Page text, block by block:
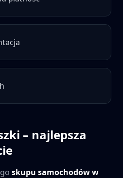
– najlepsza
skupu samochodów w